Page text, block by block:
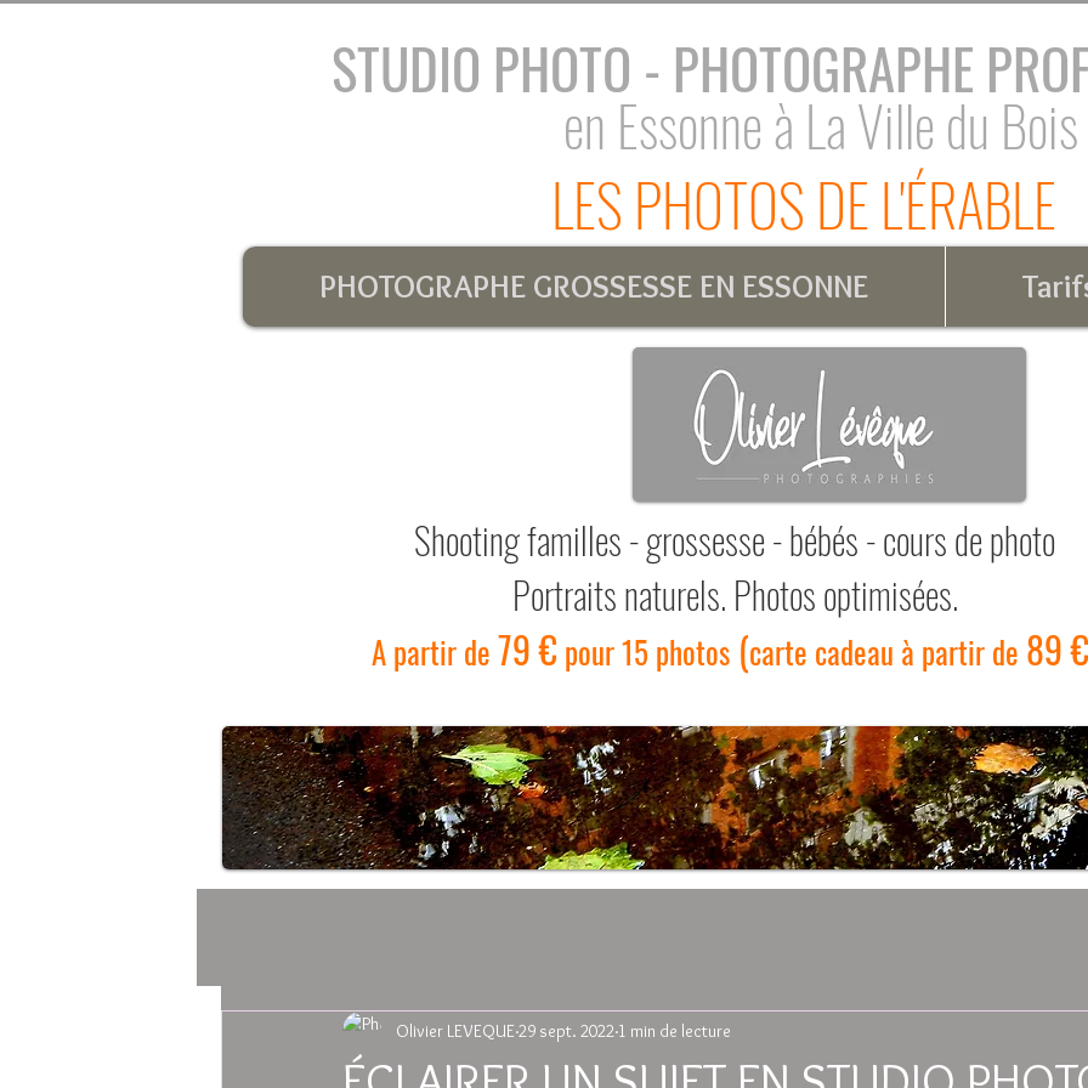
STUDIO PHOTO - PHOTOGRAPHE
en Essonne à La Ville du Bois
LES PHOTOS DE L'ÉRABLE
PHOTOGRAPHE GROSSESSE EN ESSONNE
Shooting familles - grossesse - bébés - cours de photo
Portraits naturels. Photos optimisées.
A partir de79 € pour 15 photos(carte cadeau à partir de 89
Olivier LEVEQUE 29 sept. 2022 1 min de lecture